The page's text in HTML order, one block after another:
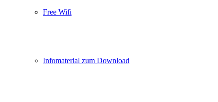
Free Wifi
Infomaterial zum Download